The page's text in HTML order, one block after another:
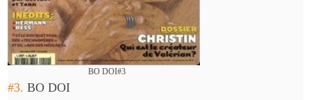
BO DOI#3
#3.BO DOI